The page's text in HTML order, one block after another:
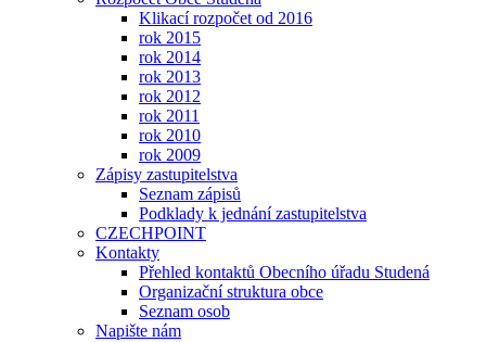
Klikací rozpočet od 2016
rok 2015
rok 2014
rok 2013
rok 2012
rok 2011
rok 2010
rok 2009
Zápisy zastupitelstva
Seznam zápisů
Podklady k jednání zastupitelstva
CZECHPOINT
Kontakty
Přehled kontaktů Obecního úřadu Studená
Organizační struktura obce
Seznam osob
Napište nám